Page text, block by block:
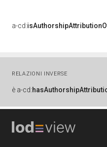
a-cd:
RELAZIONI INVERSE
è a-cd: